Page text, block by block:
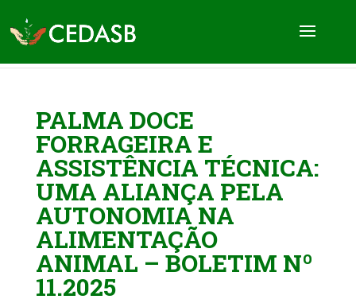
PALMA DOCE
FORRAGEIRA E
ASSISTÊNCIA TÉCNICA:
UMA ALIANÇA PELA
AUTONOMIA NA
ALIMENTAÇÃO
ANIMAL – BOLETIM Nº
11.2025